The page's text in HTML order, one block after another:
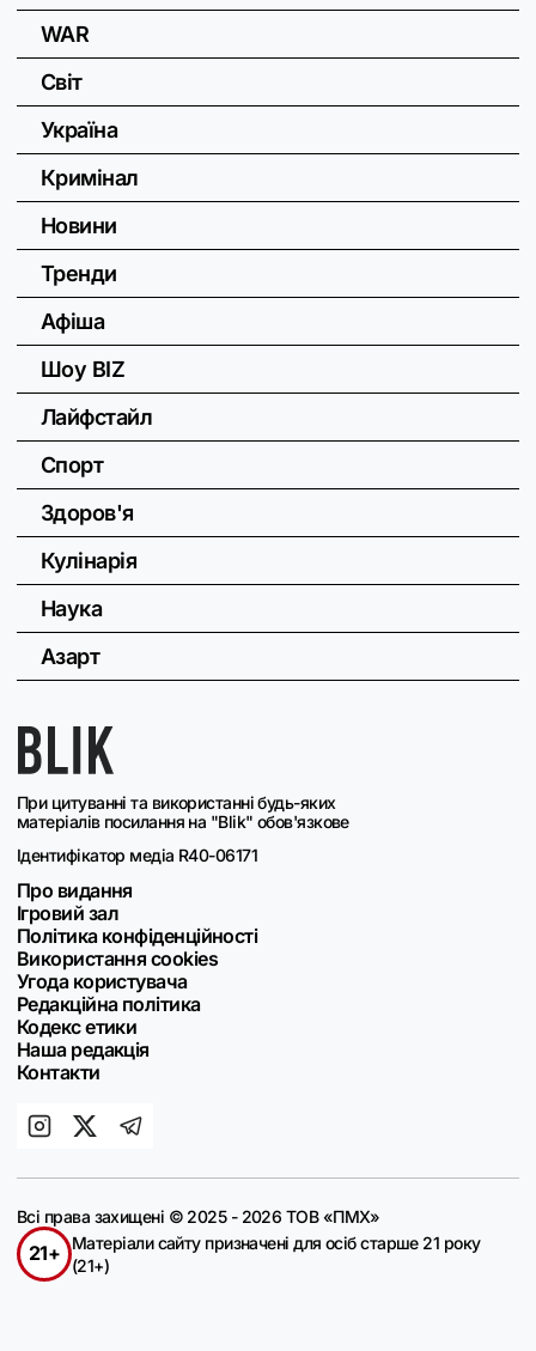
При цитуванні та використанні будь-яких
матеріалів посилання на "Blik" обов'язкове
Ідентифікатор медіа R40-06171
Про видання
Ігровий зал
Політика конфіденційності
Використання cookies
Угода користувача
Редакційна політика
Кодекс етики
Наша редакція
Контакти
WAR
Світ
Україна
Кримінал
Новини
Тренди
Афіша
Шоу BIZ
Лайфстайл
Спорт
Здоров'я
Кулінарія
Наука
Азарт
Всі права захищені © 2025 - 2026 ТОВ «ПМХ»
21+
Матеріали сайту призначені для осіб старше 21 року
(21+)